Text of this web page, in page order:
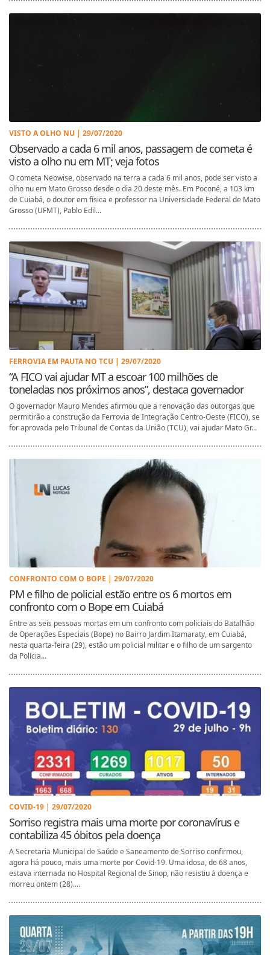
VISTO A OLHO NU | 29/07/2020
Observado a cada 6 mil anos, passagem de cometa é
visto a olho nu em MT; veja fotos
O cometa Neowise, observado na terra a cada 6 mil anos, pode ser visto a
olho nu em Mato Grosso desde o dia 20 deste mês. Em Poconé, a 103 km
de Cuiabá, o doutor em física e professor na Universidade Federal de Mato
Grosso (UFMT), Pablo Edil...
FERROVIA EM PAUTA NO TCU | 29/07/2020
“A FICO vai ajudar MT a escoar 100 milhões de
toneladas nos próximos anos”, destaca governador
O governador Mauro Mendes afirmou que a renovação das outorgas que
permitirão a construção da Ferrovia de Integração Centro-Oeste (FICO), se
for aprovada pelo Tribunal de Contas da União (TCU), vai ajudar Mato Gr...
CONFRONTO COM O BOPE | 29/07/2020
PM e filho de policial estão entre os 6 mortos em
confronto com o Bope em Cuiabá
Entre as seis pessoas mortas em um confronto com policiais do Batalhão
de Operações Especiais (Bope) no Bairro Jardim Itamaraty, em Cuiabá,
nesta quarta-feira (29), estão um policial militar e o filho de um sargento
da Polícia...
COVID-19 | 29/07/2020
Sorriso registra mais uma morte por coronavírus e
contabiliza 45 óbitos pela doença
A Secretaria Municipal de Saúde e Saneamento de Sorriso confirmou,
agora há pouco, mais uma morte por Covid-19. Uma idosa, de 68 anos,
estava internada no Hospital Regional de Sinop, não resistiu à doença e
morreu ontem (28)....